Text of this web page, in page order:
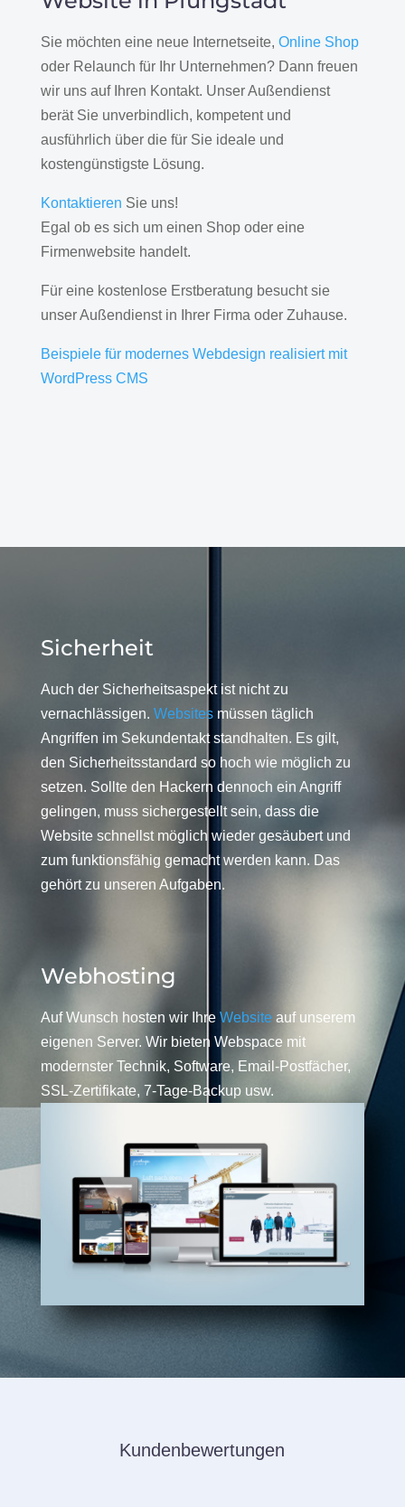
Sie möchten eine neue Internetseite, Online Shop
oder Relaunch für Ihr Unternehmen? Dann freuen
wir uns auf Ihren Kontakt. Unser Außendienst
berät Sie unverbindlich, kompetent und
ausführlich über die für Sie ideale und
kostengünstigste Lösung.
Kontaktieren Sie uns!
Egal ob es sich um einen Shop oder eine
Firmenwebsite handelt.
Für eine kostenlose Erstberatung besucht sie
unser Außendienst in Ihrer Firma oder Zuhause.
Beispiele für modernes Webdesign realisiert mit
WordPress CMS
Sicherheit
Auch der Sicherheitsaspekt ist nicht zu
vernachlässigen. Websitesmüssen täglich
Angriffen im Sekundentakt standhalten. Es gilt,
den Sicherheitsstandard so hoch wie möglich zu
setzen. Sollte den Hackern dennoch ein Angriff
gelingen, muss sichergestellt sein, dass die
Website schnellst möglich wieder gesäubert und
zum funktionsfähig gemacht werden kann. Das
gehört zu unseren Aufgaben.
Webhosting
Auf Wunsch hosten wir Ihre Website auf unserem
eigenen Server. Wir bieten Webspace mit
modernster Technik, Software, Email-Postfächer,
SSL-Zertifikate, 7-Tage-Backup usw.
Kundenbewertungen